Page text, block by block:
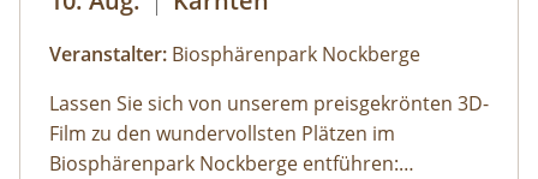
Veranstalter: Biosphärenpark Nockberge
Lassen Sie sich von unserem preisgekrönten 3D-
Film zu den wundervollsten Plätzen im
Biosphärenpark Nockberge entführen: